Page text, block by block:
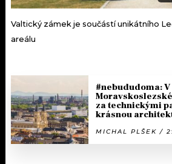
Valtický zámek je součástí unikátního
areálu
#nebududoma: V
za technickými
krásnou
MICHAL PLŠEK /